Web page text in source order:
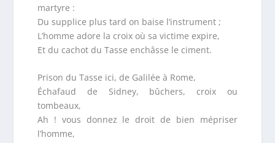
martyre :
Du supplice plus tard on baise l’instrument ;
L’homme adore la croix où sa victime expire,
Et du cachot du Tasse enchâsse le ciment.
Prison du Tasse ici, de Galilée à Rome,
Échafaud de Sidney, bûchers, croix ou
tombeaux,
Ah ! vous donnez le droit de bien mépriser
l’homme,